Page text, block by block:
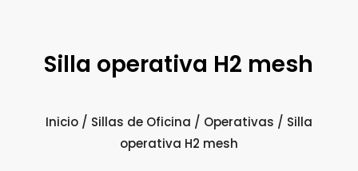
Silla operativa H2 mesh
Inicio/ Sillas de Oficina / Operativas / Silla
operativa H2 mesh